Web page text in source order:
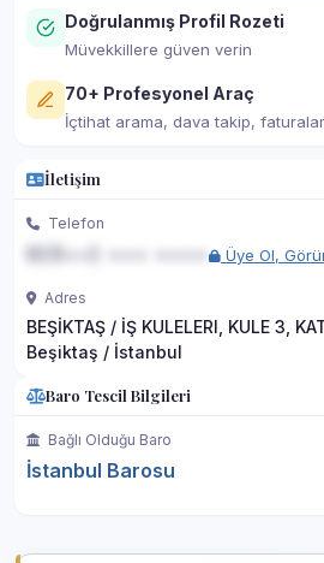
Doğrulanmış Profil Rozeti
Müvekkillere güven verin
70+ Profesyonel Araç
İçtihat arama, dava takip,
İletişim
Telefon
Üye Ol,
Adres
BEŞİKTAŞ / İŞ KULELERI, KULE 3,
Beşiktaş / İstanbul
Baro Tescil Bilgileri
Bağlı Olduğu Baro
İstanbul Barosu